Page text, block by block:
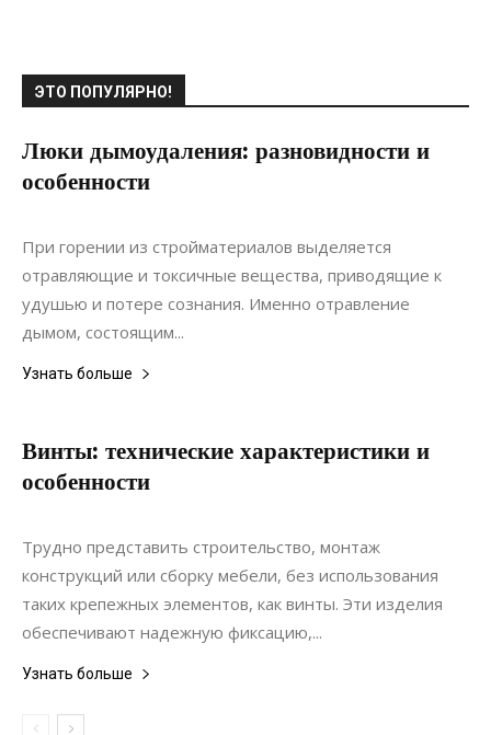
ЭТО ПОПУЛЯРНО!
Люки дымоудаления: разновидности и
особенности
20.05.2020
При горении из стройматериалов выделяется
отравляющие и токсичные вещества, приводящие к
удушью и потере сознания. Именно отравление
дымом, состоящим...
Узнать больше
Винты: технические характеристики и
особенности
23.06.2021
Трудно представить строительство, монтаж
конструкций или сборку мебели, без использования
таких крепежных элементов, как винты. Эти изделия
обеспечивают надежную фиксацию,...
Узнать больше